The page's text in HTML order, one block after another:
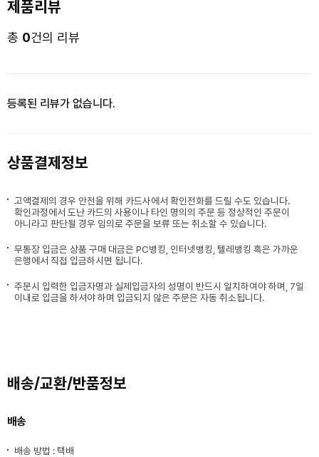
제품리뷰
총 0건의 리뷰
등록된 리뷰가 없습니다.
상품결제정보
고액결제의 경우 안전을 위해 카드사에서 확인전화를 드릴 수도 있습니다.
확인과정에서 도난 카드의 사용이나 타인 명의의 주문 등 정상적인 주문이
아니라고 판단될 경우 임의로 주문을 보류 또는 취소할 수 있습니다.
무통장 입금은 상품 구매 대금은 PC뱅킹, 인터넷뱅킹, 텔레뱅킹 혹은 가까운
은행에서 직접 입금하시면 됩니다.
주문시 입력한 입금자명과 실제입금자의 성명이 반드시 일치하여야 하며, 7일
이내로 입금을 하셔야 하며 입금되지 않은 주문은 자동 취소됩니다.
배송/교환/반품정보
배송
배송 방법 : 택배